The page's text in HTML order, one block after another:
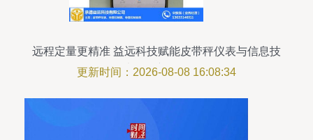
远程定量更精准 益远科技赋能皮带秤仪表与信息技
术咨询新风向
更新时间：2026-08-08 16:08:34